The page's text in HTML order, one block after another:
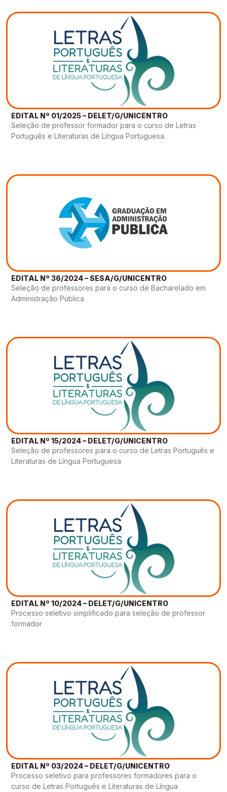
EDITAL Nº 01/2025 – DELET/G/UNICENTRO
Seleção de professor formador para o curso de Letras
Português e Literaturas de Língua Portuguesa.
EDITAL Nº 36/2024 – SESA/G/UNICENTRO
Seleção de professores para o curso de Bacharelado em
Administração Pública
EDITAL Nº 15/2024 – DELET/G/UNICENTRO
Seleção de professores para o curso de Letras Português e
Literaturas de Língua Portuguesa
EDITAL Nº 10/2024 – DELET/G/UNICENTRO
Processo seletivo simplificado para seleção de professor
formador
EDITAL Nº 03/2024 – DELET/G/UNICENTRO
Processo seletivo para professores formadores para o
curso de Letras Português e Literaturas de Língua